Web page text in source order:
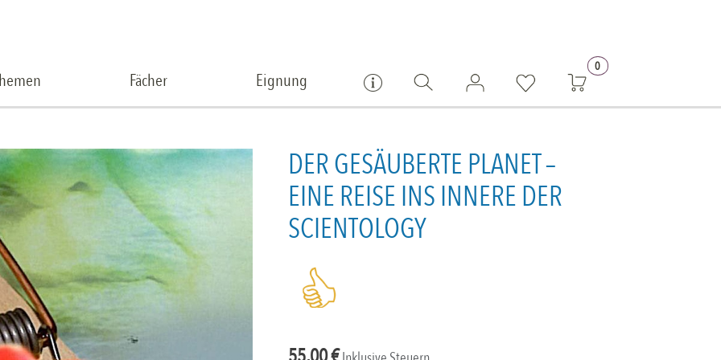
Fächer Eignung
0
DER GESÄUBERTE PLANET –
EINE REISE INS INNERE DER
SCIENTOLOGY